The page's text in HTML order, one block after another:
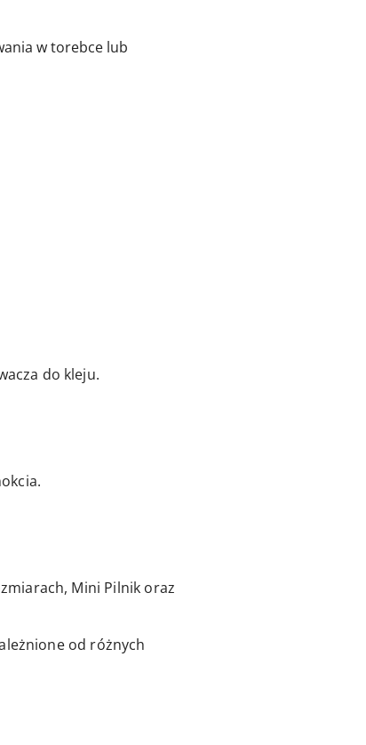
w torebce lub
do kleju.
Mini Pilnik oraz
od różnych